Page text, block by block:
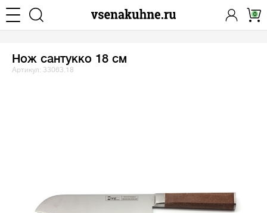
0
Нож сантукко 18 см
Артикул: 33063.18